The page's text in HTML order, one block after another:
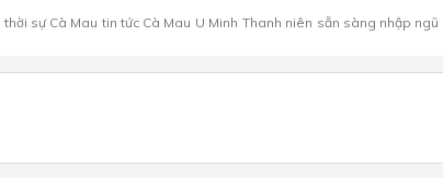
thời sự Cà Mau tin tức Cà Mau U Minh Thanh niên sẵn sàng nhập ngũ